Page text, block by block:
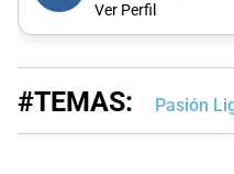
Ver Perfil
#TEMAS: Pasión